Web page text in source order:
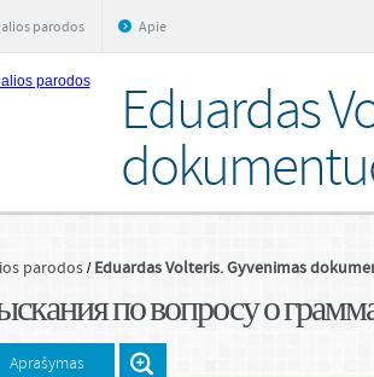
parodos Apie
Eduardas
parodos Eduardas Volteris. Gyvenimas
по вопросу о
Aprašymas